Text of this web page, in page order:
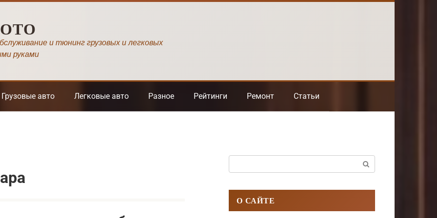
и тюнинг грузовых и легковых
руками
Грузовые авто Легковые авто Разное Рейтинги Ремонт Статьи
О САЙТЕ